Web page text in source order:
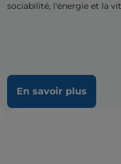
sociabilité, l'énergie et la
En savoir plus